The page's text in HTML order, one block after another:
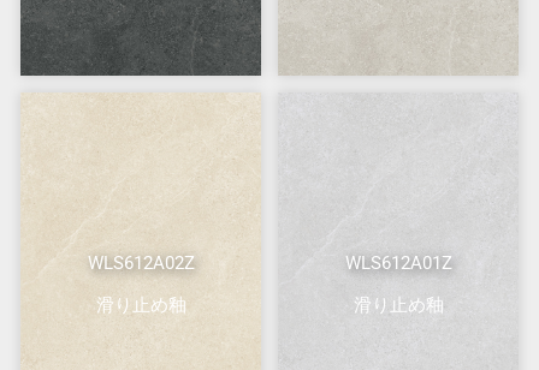
WLS612A02Z
滑り止め釉
WLS612A01Z
滑り止め釉